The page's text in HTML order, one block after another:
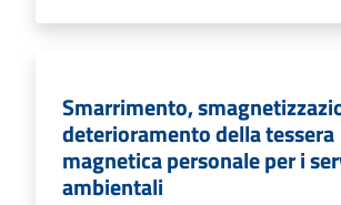
Smarrimento,
deterioramento della tessera
magnetica personale per i
ambientali